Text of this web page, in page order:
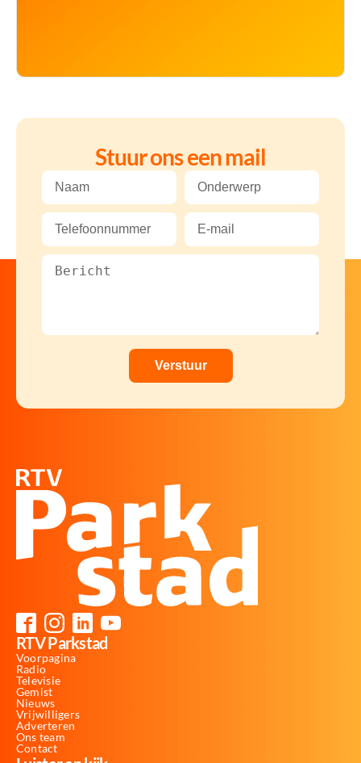
Stuur ons een mail
RTV Parkstad
Voorpagina
Radio
Televisie
Gemist
Nieuws
Vrijwilligers
Adverteren
Ons team
Contact